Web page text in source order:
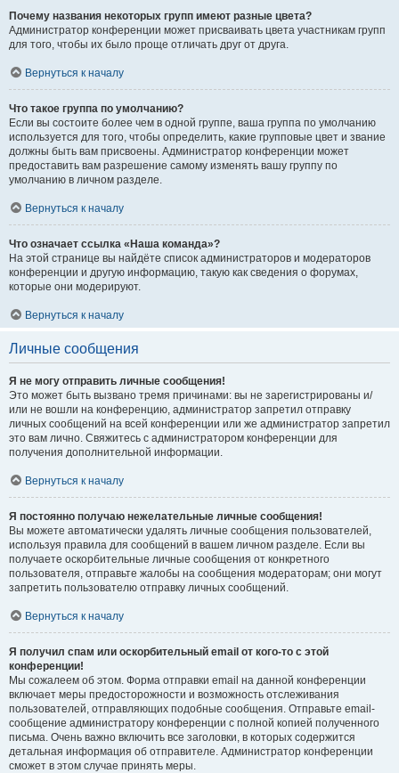
Почему названия некоторых групп имеют разные цвета?
Администратор конференции может присваивать цвета участникам групп
для того, чтобы их было проще отличать друг от друга.
Вернуться к началу
Что такое группа по умолчанию?
Если вы состоите более чем в одной группе, ваша группа по умолчанию
используется для того, чтобы определить, какие групповые цвет и звание
должны быть вам присвоены. Администратор конференции может
предоставить вам разрешение самому изменять вашу группу по
умолчанию в личном разделе.
Вернуться к началу
Что означает ссылка «Наша команда»?
На этой странице вы найдёте список администраторов и модераторов
конференции и другую информацию, такую как сведения о форумах,
которые они модерируют.
Вернуться к началу
Личные сообщения
Я не могу отправить личные сообщения!
Это может быть вызвано тремя причинами: вы не зарегистрированы и/
или не вошли на конференцию, администратор запретил отправку
личных сообщений на всей конференции или же администратор запретил
это вам лично. Свяжитесь с администратором конференции для
получения дополнительной информации.
Вернуться к началу
Я постоянно получаю нежелательные личные сообщения!
Вы можете автоматически удалять личные сообщения пользователей,
используя правила для сообщений в вашем личном разделе. Если вы
получаете оскорбительные личные сообщения от конкретного
пользователя, отправьте жалобы на сообщения модераторам; они могут
запретить пользователю отправку личных сообщений.
Вернуться к началу
Я получил спам или оскорбительный email от кого-то с этой
конференции!
Мы сожалеем об этом. Форма отправки email на данной конференции
включает меры предосторожности и возможность отслеживания
пользователей, отправляющих подобные сообщения. Отправьте email-
сообщение администратору конференции с полной копией полученного
письма. Очень важно включить все заголовки, в которых содержится
детальная информация об отправителе. Администратор конференции
сможет в этом случае принять меры.